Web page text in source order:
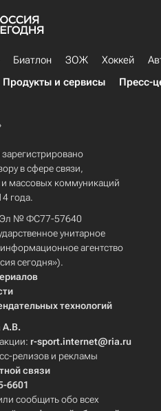
Биатлон ЗОЖ Хоккей
Продукты и сервисы Пресс-
в сфере связи,
массовых коммуникаций
года.
Эл № ФС77-57640
унитарное
агентство
сегодня»).
технологий
А.В.
r-sport.internet@ria.ru
релизов и рекламы
связи
6601
сообщить обо всех